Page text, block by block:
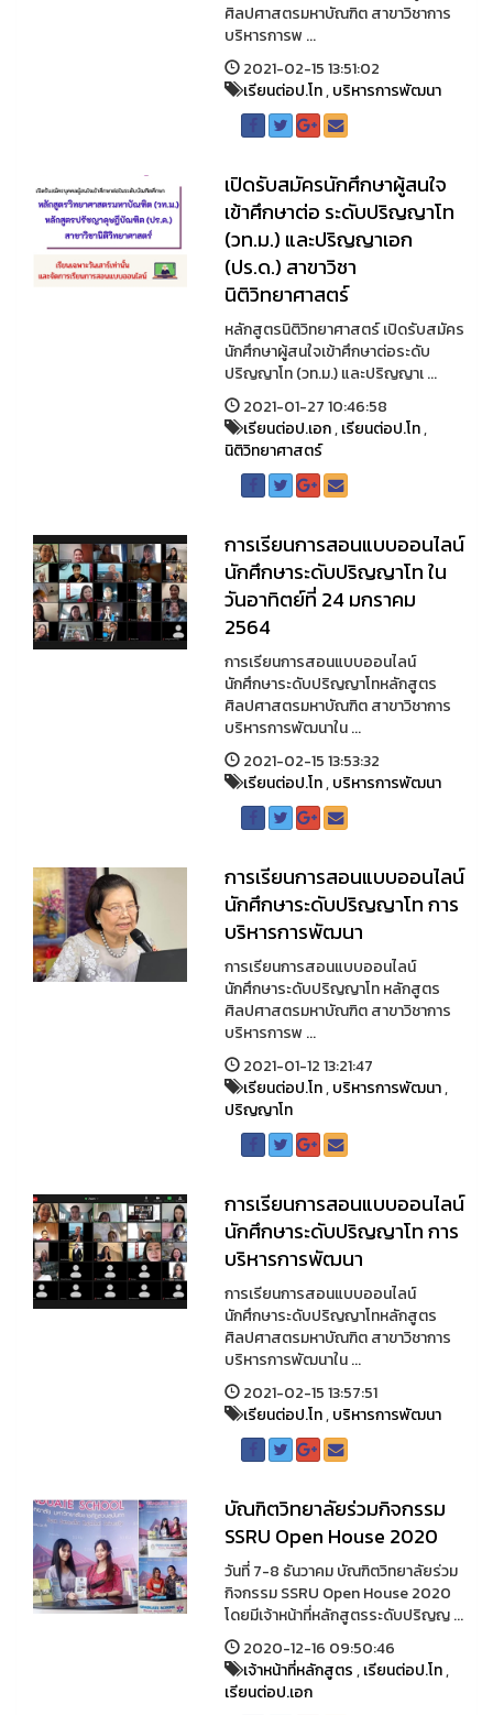
ศิลปศาสตรมหาบัณฑิต สาขาวิชาการ
บริหารการพ ...
2021-02-15 13:51:02
เรียนต่อป.โท,บริหารการพัฒนา
เปิดรับสมัครนักศึกษาผู้สนใจ
เข้าศึกษาต่อ ระดับปริญญาโท
(วท.ม.) และปริญญาเอก
(ปร.ด.) สาขาวิชา
นิติวิทยาศาสตร์
หลักสูตรนิติวิทยาศาสตร์ เปิดรับสมัคร
นักศึกษาผู้สนใจเข้าศึกษาต่อระดับ
ปริญญาโท (วท.ม.) และปริญญาเ ...
2021-01-27 10:46:58
เรียนต่อป.เอก,เรียนต่อป.โท,
นิติวิทยาศาสตร์
การเรียนการสอนแบบออนไลน์
นักศึกษาระดับปริญญาโท ใน
วันอาทิตย์ที่ 24 มกราคม
2564
การเรียนการสอนแบบออนไลน์
นักศึกษาระดับปริญญาโทหลักสูตร
ศิลปศาสตรมหาบัณฑิต สาขาวิชาการ
บริหารการพัฒนาใน ...
2021-02-15 13:53:32
เรียนต่อป.โท,บริหารการพัฒนา
การเรียนการสอนแบบออนไลน์
นักศึกษาระดับปริญญาโท การ
บริหารการพัฒนา
การเรียนการสอนแบบออนไลน์
นักศึกษาระดับปริญญาโท หลักสูตร
ศิลปศาสตรมหาบัณฑิต สาขาวิชาการ
บริหารการพ ...
2021-01-12 13:21:47
เรียนต่อป.โท,บริหารการพัฒนา,
ปริญญาโท
การเรียนการสอนแบบออนไลน์
นักศึกษาระดับปริญญาโท การ
บริหารการพัฒนา
การเรียนการสอนแบบออนไลน์
นักศึกษาระดับปริญญาโทหลักสูตร
ศิลปศาสตรมหาบัณฑิต สาขาวิชาการ
บริหารการพัฒนาใน ...
2021-02-15 13:57:51
เรียนต่อป.โท,บริหารการพัฒนา
บัณฑิตวิทยาลัยร่วมกิจกรรม
SSRU Open House 2020
วันที่ 7-8 ธันวาคม บัณฑิตวิทยาลัยร่วม
กิจกรรม SSRU Open House 2020
โดยมีเจ้าหน้าที่หลักสูตรระดับปริญญ ...
2020-12-16 09:50:46
เจ้าหน้าที่หลักสูตร,เรียนต่อป.โท,
เรียนต่อป.เอก